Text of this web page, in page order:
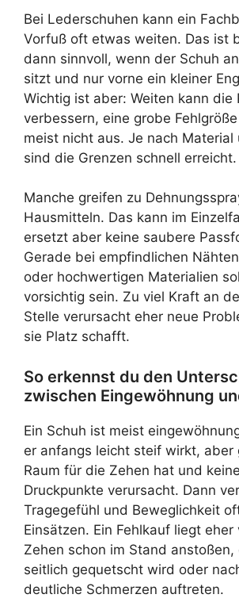
Bei Lederschuhen kann ein
Vorfuß oft etwas weiten. Das ist
dann sinnvoll, wenn der Schuh
sitzt und nur vorne ein kleiner
Wichtig ist aber: Weiten kann die
verbessern, eine grobe
meist nicht aus. Je nach Material
sind die Grenzen schnell erreicht.
Manche greifen zu
Hausmitteln. Das kann im
ersetzt aber keine saubere
Gerade bei empfindlichen
oder hochwertigen Materialien
vorsichtig sein. Zu viel Kraft an
Stelle verursacht eher neue
sie Platz schafft.
So erkennst du den
zwischen Eingewöhnung
Ein Schuh ist meist
er anfangs leicht steif wirkt, aber
Raum für die Zehen hat und
Druckpunkte verursacht. Dann
Tragegefühl und Beweglichkeit
Einsätzen. Ein Fehlkauf liegt eher
Zehen schon im Stand
seitlich gequetscht wird oder
deutliche Schmerzen auftreten.